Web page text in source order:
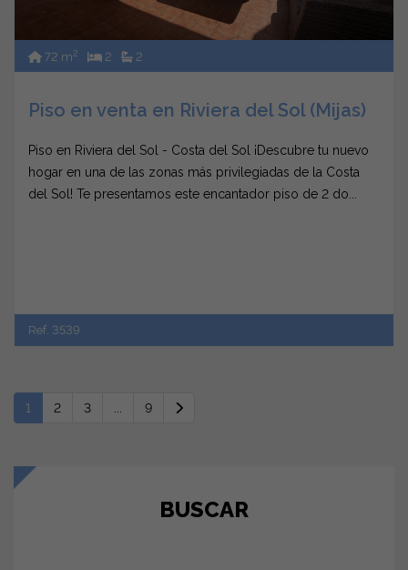
72 m2 2 2
Piso en venta en Riviera del Sol (Mijas)
Piso en Riviera del Sol - Costa del Sol ¡Descubre tu nuevo
hogar en una de las zonas más privilegiadas de la Costa
del Sol! Te presentamos este encantador piso de 2 do...
Ref. 3539
1 2 3 ... 9
BUSCAR